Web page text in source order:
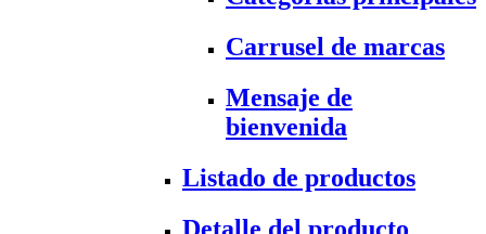
Carrusel de marcas
Mensaje de
bienvenida
Listado de productos
Detalle del producto